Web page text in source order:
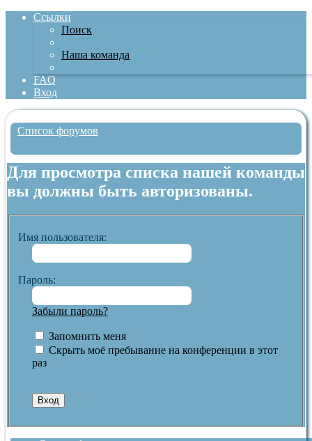
Ссылки
Поиск
Наша команда
FAQ
Вход
Список форумов
Для просмотра списка нашей команды
вы должны быть авторизованы.
Имя пользователя:
Пароль:
Забыли пароль?
Запомнить меня
Скрыть моё пребывание на конференции в этот
раз